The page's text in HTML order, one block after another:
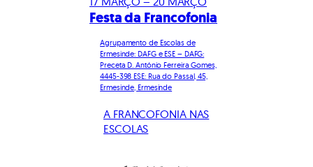
Festa da Francofonia
Agrupamento de Escolas de
Ermesinde: DAFG e ESE – DAFG:
Preceta D. António Ferreira Gomes,
4445-398 ESE: Rua do Passal, 45,
Ermesinde, Ermesinde
A FRANCOFONIA NAS
ESCOLAS